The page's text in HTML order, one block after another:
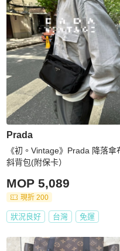
Prada
《初。Vintage》Prada 降落傘
斜背包(附保卡）
MOP 5,089
現折 200
狀況良好 台灣 免運